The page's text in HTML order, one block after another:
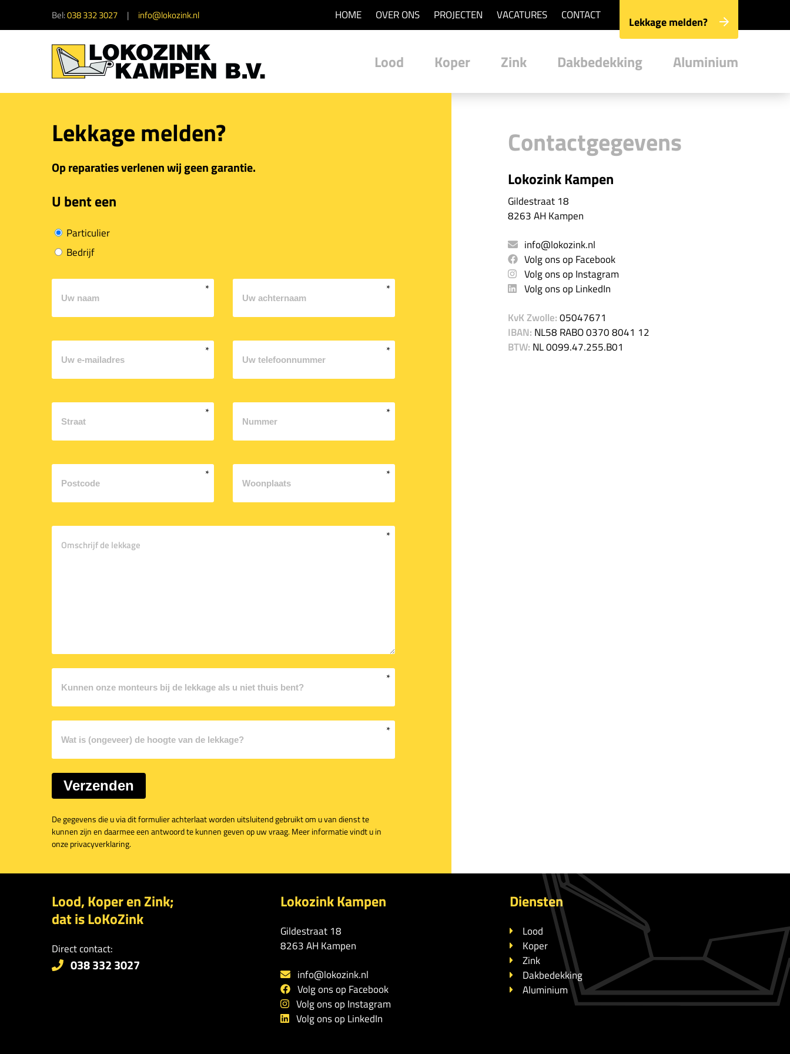
Bel:038 332 3027 info@lokozink.nl HOME OVER ONS PROJECTEN VACATURES CONTACT Lekkage melden?
Lood Koper Zink Dakbedekking Aluminium
Lekkage melden?
Op reparaties verlenen wij geen garantie.
U bent een
Particulier
Bedrijf
De gegevens die u via dit formulier achterlaat worden uitsluitend gebruikt om u van dienst te
kunnen zijn en daarmee een antwoord te kunnen geven op uw vraag. Meer informatie vindt u in
onze privacyverklaring.
Contactgegevens
Lokozink Kampen
Gildestraat 18
8263 AH Kampen
info@lokozink.nl
Volg ons op Facebook
Volg ons op Instagram
Volg ons op LinkedIn
KvK Zwolle:05047671
IBAN: NL58 RABO 0370 8041 12
BTW: NL 0099.47.255.B01
Lood, Koper en Zink;
dat is LoKoZink
Direct contact:
038 332 3027
Lokozink Kampen
Gildestraat 18
8263 AH Kampen
info@lokozink.nl
Volg ons op Facebook
Volg ons op Instagram
Volg ons op LinkedIn
Diensten
Lood
Koper
Zink
Dakbedekking
Aluminium